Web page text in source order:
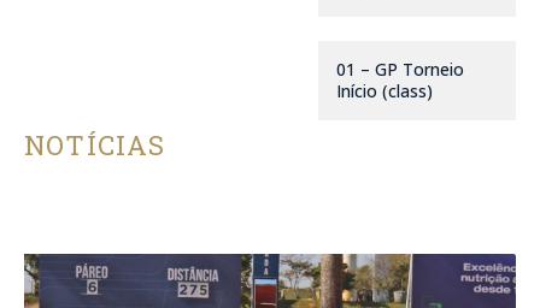
01 – GP Torneio
Início (class)
NOTÍCIAS